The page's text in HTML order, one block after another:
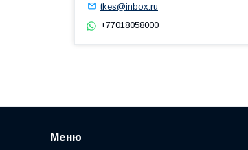
tkes@inbox.ru
+77018058000
Меню